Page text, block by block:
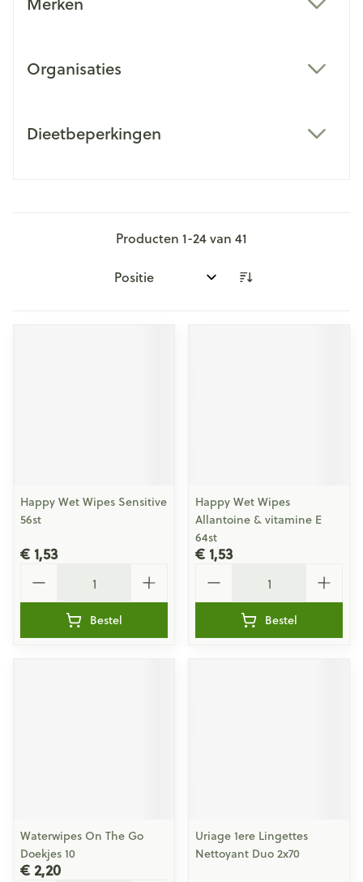
Organisaties
Dieetbeperkingen
Producten 1-24van 41
Sorteer op:
Happy Wet Wipes Sensitive
56st
€ 1,53
Bestel
Happy Wet Wipes
Allantoine & vitamine E
64st
€ 1,53
Bestel
Waterwipes On The Go
Doekjes 10
€ 2,20
Uriage 1ere Lingettes
Nettoyant Duo 2x70